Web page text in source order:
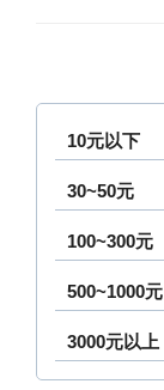
10元以下
30~50元
100~300元
500~1000元
3000元以上